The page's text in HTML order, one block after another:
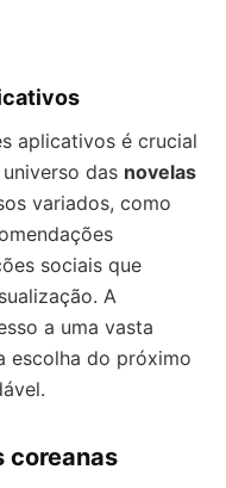
aplicativos é crucial
das novelas
variados, como
sociais que
A
a uma vasta
escolha do próximo
coreanas